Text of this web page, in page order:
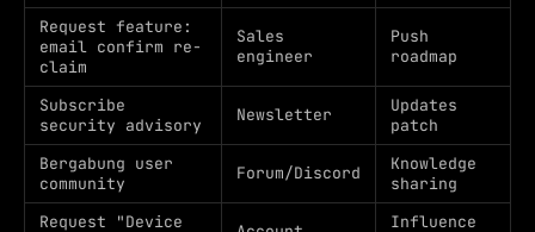
Request feature:
email confirm re-
claim
Sales
engineer
Push
roadmap
Subscribe
security advisory
Newsletter
Updates
patch
Bergabung user
community
Forum/Discord
Knowledge
sharing
Request "Device
Influence